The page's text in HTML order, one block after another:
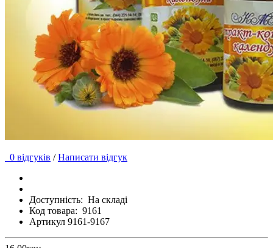
0 відгуків / Написати відгук
Доступність: На складі
Код товара: 9161
Артикул 9161-9167